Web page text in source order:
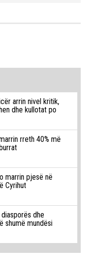
arrin nivel kritik,
dhe kullotat po
rreth 40% më
marrin pjesë në
Cyrihut
dhe
shumë mundësi